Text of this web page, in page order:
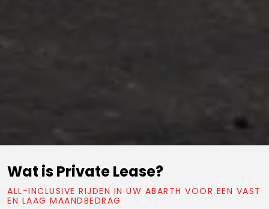
Wat is Private Lease?
ALL-INCLUSIVE RIJDEN IN UW ABARTH VOOR EEN VAST
EN LAAG MAANDBEDRAG